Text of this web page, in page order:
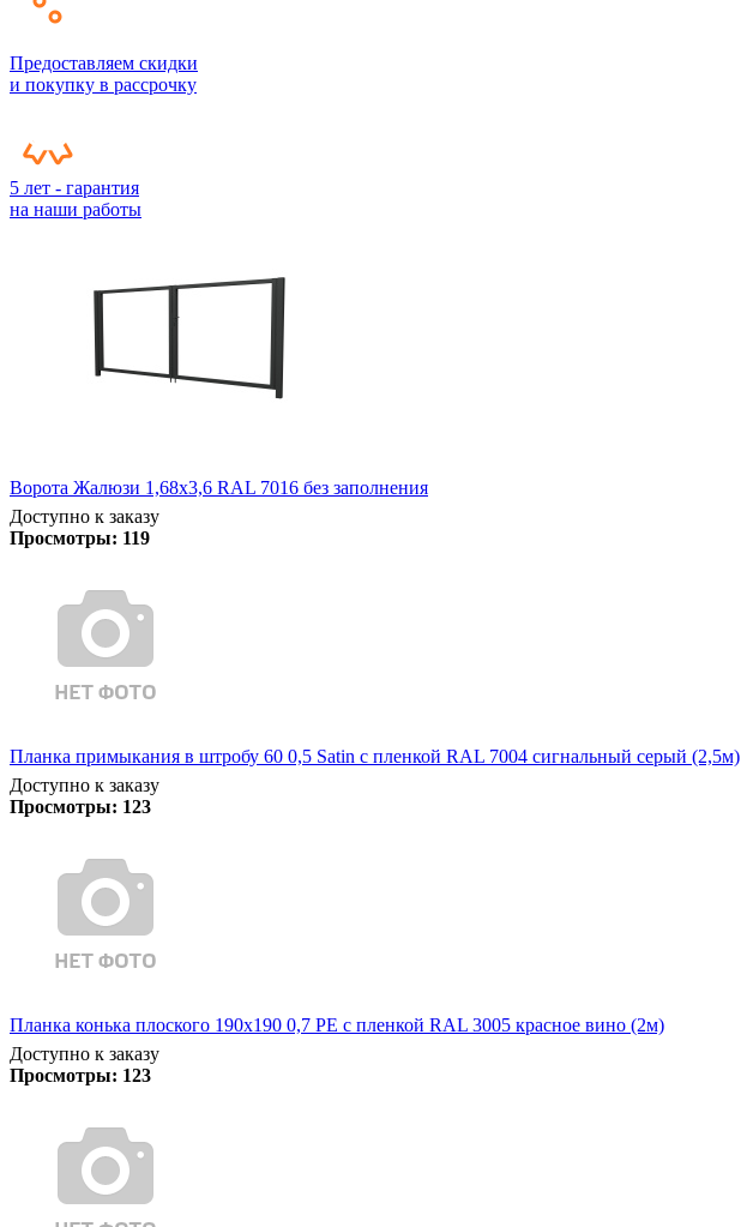
Предоставляем скидки
и покупку в рассрочку
5 лет - гарантия
на наши работы
Ворота Жалюзи 1,68х3,6 RAL 7016 без заполнения
Доступно к заказу
Просмотры: 119
Планка примыкания в штробу 60 0,5 Satin с пленкой RAL 7004 сигнальный серый (2,5м)
Доступно к заказу
Просмотры: 123
Планка конька плоского 190х190 0,7 PE с пленкой RAL 3005 красное вино (2м)
Доступно к заказу
Просмотры: 123